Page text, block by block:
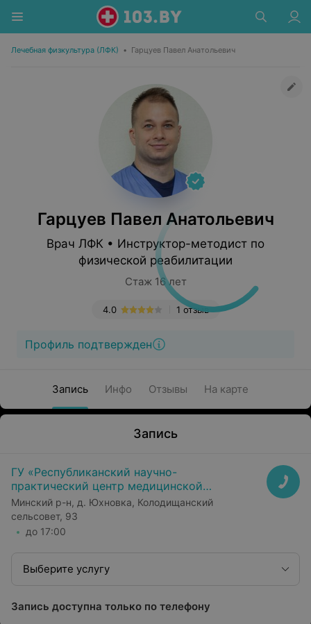
Лечебная физкультура (ЛФК) • Гарцуев Павел Анатольевич
Гарцуев Павел Анатольевич
Врач ЛФК • Инструктор-методист по
физической реабилитации
Стаж 16 лет
1 отзыв
4.0
Профиль подтвержден
Запись Инфо Отзывы На карте
Запись
ГУ «Республиканский научно-
практический центр медицинской
экспертизы и реабилитаци»
Минский р-н, д. Юхновка, Колодищанский
сельсовет, 93
до 17:00
Выберите услугу
Запись доступна только по телефону